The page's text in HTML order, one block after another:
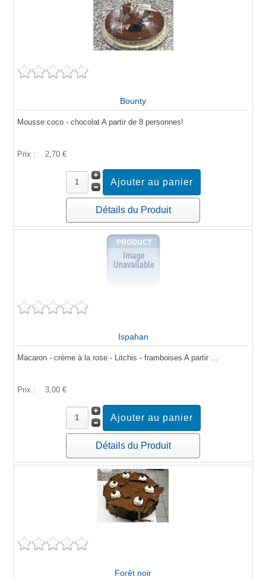
Bounty
Mousse coco - chocolat A partir de 8 personnes!
Prix : 2,70 €
Détails du Produit
Ispahan
Macaron - crème à la rose - Litchis - framboises A partir ...
Prix : 3,00 €
Détails du Produit
Forêt noir